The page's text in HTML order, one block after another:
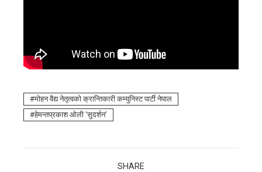
माेहन वैद्य नेतृत्वको क्रान्तिकारी कम्युनिस्ट पार्टी नेपाल
हेमन्तप्रकाश ओली ‘सुदर्शन’
SHARE